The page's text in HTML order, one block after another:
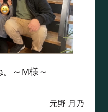
～M様～
元野 月乃